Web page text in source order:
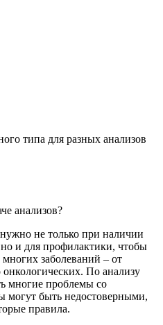
типа для разных анализов
анализов?
не только при наличии
и для профилактики, чтобы
многих заболеваний – от
онкологических. По анализу
многие проблемы со
могут быть недостоверными,
правила.